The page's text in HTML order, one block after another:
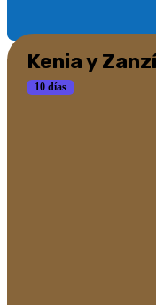
Kenia y
10 días